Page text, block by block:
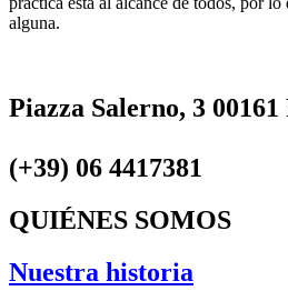
alguna.
Piazza Salerno, 3
(+39) 06 4417381
QUIÉNES SOMOS
Nuestra historia